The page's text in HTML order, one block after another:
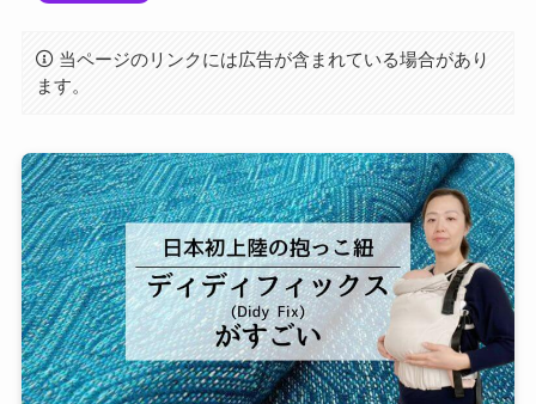
当ページのリンクには広告が含まれている場合があり
ます。